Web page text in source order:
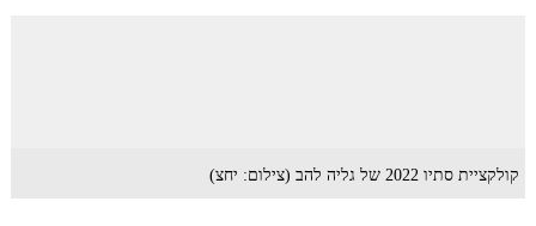
קולקציית סתיו 2022 של גליה להב (צילום: יחצ)